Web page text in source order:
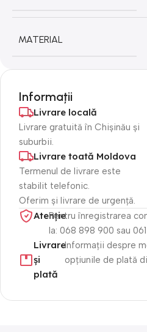
MATERIAL
Informații
Livrare locală
Livrare gratuită în Chișinău și
suburbii.
Livrare toată Moldova
Termenul de livrare este
stabilit telefonic.
Oferim și livrare de urgență.
Atenție​Pentru înregistrarea
la: 068 898 900 sau 061
Livrare
și
plată
Informații despre
opțiunile de plată